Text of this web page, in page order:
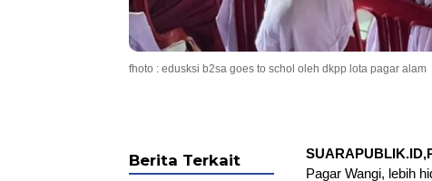
fhoto : edusksi b2sa goes to schol oleh dkpp lota pagar alam
Pagar Wangi, lebih
Berita Terkait